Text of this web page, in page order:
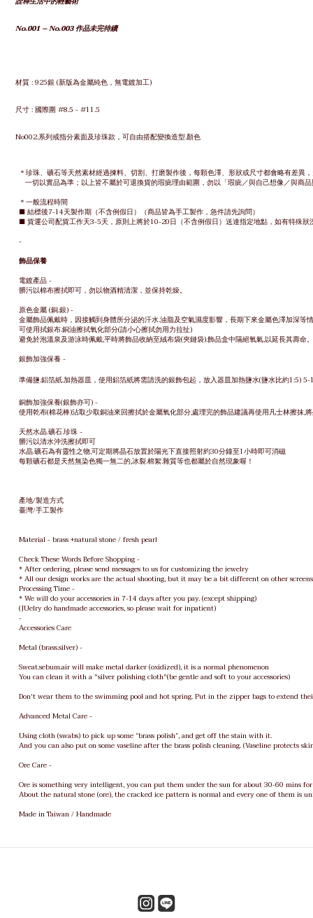
No.001 – No.003 作品未完待續
材質: 925銀(新版為金屬純色，無電鍍加工)
尺寸:國際圍 #8.5 - #11.5
No002.系列戒指分素面及珍珠款，可自由搭配變換造型.顏色
＊珍珠、礦石等天然素材經過揀料、切割、打磨製作後，每顆色澤、形狀或尺寸都會略有差異
一切以實品為準； 以上皆不屬於可退換貨的瑕疵理由範圍，勿以「瑕疵／與自己想像／與商
＊一般流程時間
■ 結標後7-14天製作期（不含例假日）（商品皆為手工製作，急件請先詢問）
■ 貨運公司配貨工作天3-5天，原則上將於10-20日（不含例假日）送達指定地點，如有特殊狀
-
飾品保養
電鍍產品 -
髒污以棉布擦拭即可，勿以物酒精清潔，並保持乾燥。
原色金屬 (銅.銀) -
金屬飾品佩戴時，因接觸到身體所分泌的汗水.油脂及空氣濕度影響，長期下來金屬色澤加深等
可使用拭銀布.銅油擦拭氧化部分(請小心擦拭勿用力拉扯)
避免於泡溫泉及游泳時佩戴,平時將飾品收納至絨布袋(夾鏈袋).飾品盒中隔絕氧氣,以延長其壽命。
銀飾加強保養 -
準備鹽.鋁箔紙.加熱器皿，使用鋁箔紙將需請洗的銀飾包起，放入器皿加熱鹽水(鹽水比約1:5)
銅飾加強保養(銀飾亦可) -
使用乾布(棉花棒)沾取少取銅油來回擦拭於金屬氧化部分,處理完的飾品建議再使用凡士林擦抹,
天然水晶.礦石.珍珠 -
髒污以清水沖洗擦拭即可
水晶.礦石為有靈性之物,可定期將晶石放置於陽光下直接照射約30分鐘至1小時即可消磁
每顆礦石都是天然無染色獨一無二的,冰裂.棉絮.雜質等也都屬於自然現象喔！
產地/製造方式
臺灣/手工製作
Material - brass +natural stone / fresh pearl
Check These Words Before Shopping -
* After ordering, please send messages to us for customizing the jewelry
* All our design works are the actual shooting, but it may be a bit different on other
Processing Time -
* We will do your accessories in 7-14 days after you pay. (except shipping)
(JUelry do handmade accessories, so please wait for inpatient)
-
Accessories Care
Metal (brass.silver) -
Sweat.sebum.air will make metal darker (oxidized), it is a normal phenomenon
You can clean it with a "silver polishing cloth"(be gentle and soft to your accessories)
Don't wear them to the swimming pool and hot spring. Put in the zipper bags to extend
Advanced Metal Care -
Using cloth (swabs) to pick up some “brass polish”, and get off the stain with it.
And you can also put on some vaseline after the brass polish cleaning. (Vaseline protects
Ore Care -
Ore is something very intelligent, you can put them under the sun for about 30-60 mins
About the natural stone (ore), the cracked ice pattern is normal and every one of them is
Made in Taiwan / Handmade